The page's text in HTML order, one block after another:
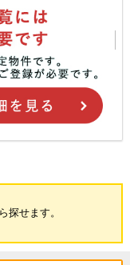
探せます。